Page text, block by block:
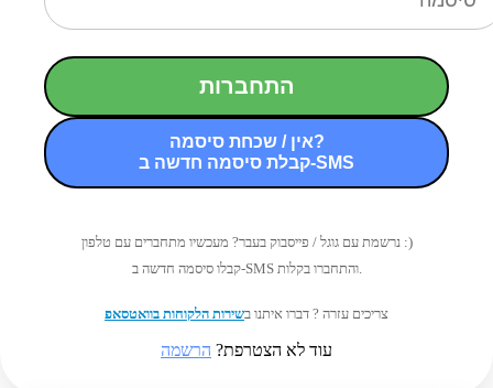
התחברות
אין / שכחת סיסמה?
קבלת סיסמה חדשה ב-SMS
נרשמת עם גוגל / פייסבוק בעבר? מעכשיו מתחברים עם טלפון :)
קבלו סיסמה חדשה ב-SMS והתחברו בקלות.
צריכים עזרה ? דברו איתנו בשירות הלקוחות בוואטסאפ
עוד לא הצטרפת? הרשמה